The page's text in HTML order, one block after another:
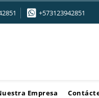
+573123942851
Empresa